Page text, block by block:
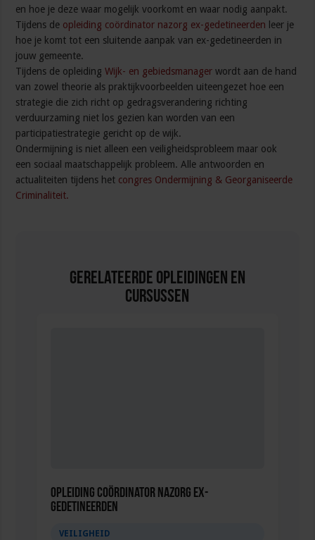
en hoe je deze waar mogelijk voorkomt en waar nodig aanpakt.
Tijdens de opleiding coördinator nazorg ex-gedetineerden leer je
hoe je komt tot een sluitende aanpak van ex-gedetineerden in
jouw gemeente.
Tijdens de opleidingWijk- en gebiedsmanager wordt aan de hand
van zowel theorie als praktijkvoorbeelden uiteengezet hoe een
strategie die zich richt op gedragsverandering richting
verduurzaming niet los gezien kan worden van een
participatiestrategie gericht op de wijk.
Ondermijning is niet alleen een veiligheidsprobleem maar ook
een sociaal maatschappelijk probleem. Alle antwoorden en
actualiteiten tijdens het congres Ondermijning & Georganiseerde
Criminaliteit.
Gerelateerde Opleidingen en
Cursussen
Opleiding Coördinator nazorg ex-
gedetineerden
VEILIGHEID